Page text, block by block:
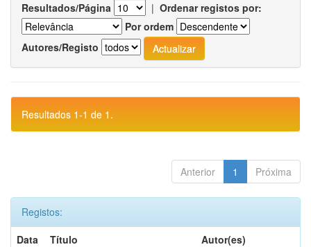
Resultados/Página | Ordenar registos por:
Por ordem
Autores/Registo
Resultados 1-1 de 1.
Anterior 1 Próxima
Registos:
Data
Título
Autor(es)